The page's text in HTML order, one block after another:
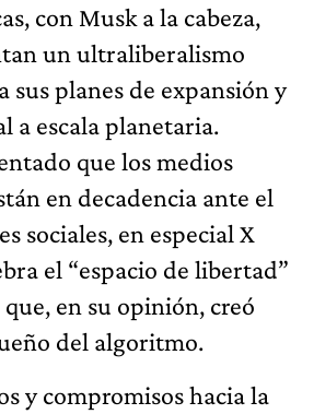
con Musk a la cabeza,
un ultraliberalismo
sus planes de expansión y
a escala planetaria.
que los medios
en decadencia ante el
sociales, en especial X
el “espacio de libertad”
en su opinión, creó
del algoritmo.
y compromisos hacia la